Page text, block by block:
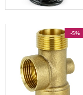
-5%